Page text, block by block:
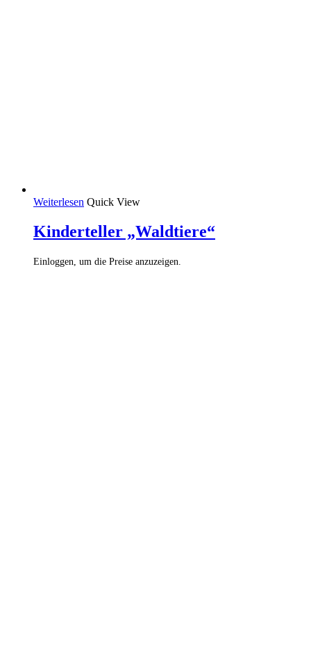
Weiterlesen Quick View
Kinderteller „Waldtiere“
Einloggen, um die Preise anzuzeigen.